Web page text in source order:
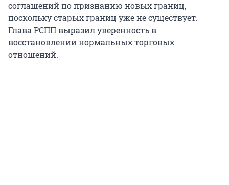
соглашений по признанию новых границ,
поскольку старых границ уже не существует.
Глава РСПП выразил уверенность в
восстановлении нормальных торговых
отношений.